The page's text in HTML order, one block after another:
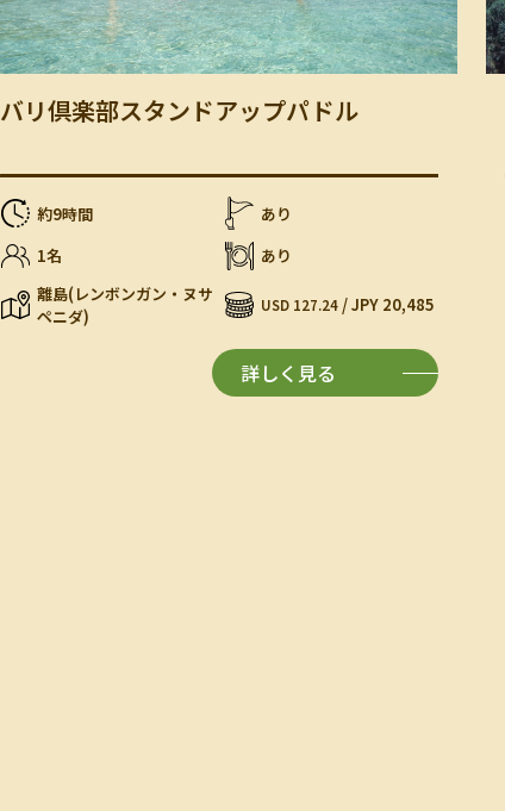
バリ倶楽部スタンドアップパドル
約9時間
あり
1名
あり
離島(レンボンガン・ヌサ
ペニダ)
USD 127.24 / JPY 20,485
詳しく見る